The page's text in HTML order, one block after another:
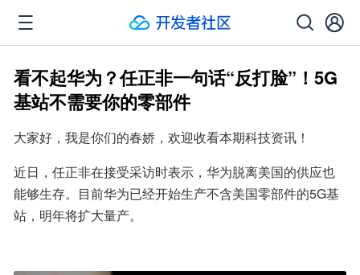
看不起华为？任正非一句话“反打脸”！5G
基站不需要你的零部件
大家好，我是你们的春娇，欢迎收看本期科技资讯！
近日，任正非在接受采访时表示，华为脱离美国的供应也
能够生存。目前华为已经开始生产不含美国零部件的5G基
站，明年将扩大量产。